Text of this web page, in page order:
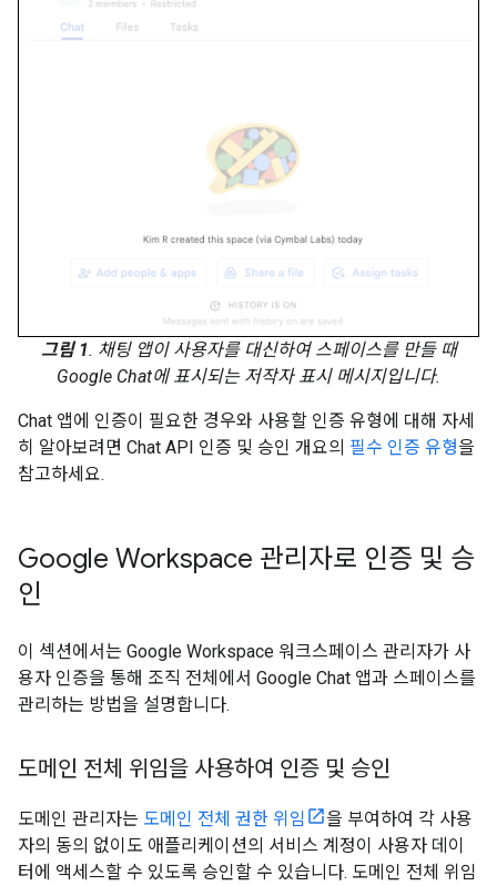
그림 1. 채팅 앱이 사용자를 대신하여 스페이스를 만들 때
Google Chat에 표시되는 저작자 표시 메시지입니다.
Chat 앱에 인증이 필요한 경우와 사용할 인증 유형에 대해 자세
히 알아보려면 Chat API 인증 및 승인 개요의 필수 인증 유형을
참고하세요.
Google Workspace 관리자로 인증 및 승
인
이 섹션에서는 Google Workspace 워크스페이스 관리자가 사
용자 인증을 통해 조직 전체에서 Google Chat 앱과 스페이스를
관리하는 방법을 설명합니다.
도메인 전체 위임을 사용하여 인증 및 승인
도메인 관리자는 도메인 전체 권한 위임
을 부여하여 각 사용
자의 동의 없이도 애플리케이션의 서비스 계정이 사용자 데이
터에 액세스할 수 있도록 승인할 수 있습니다. 도메인 전체 위임